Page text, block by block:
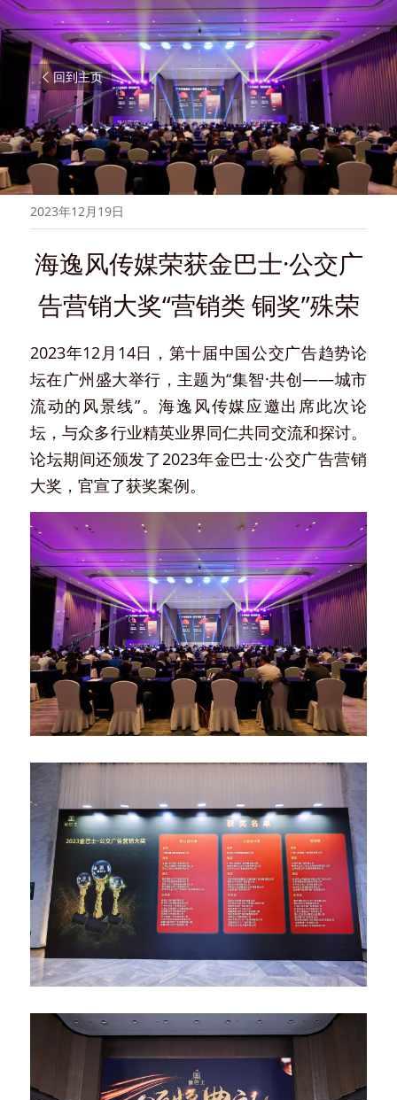
回到主页
2023年12月19日
海逸风传媒荣获金巴士·公交广
告营销大奖“营销类 铜奖”殊荣
2023年12月14日，第十届中国公交广告趋势论
坛在广州盛大举行，主题为“集智·共创——城市
流动的风景线”。海逸风传媒应邀出席此次论
坛，与众多行业精英业界同仁共同交流和探讨。
论坛期间还颁发了2023年金巴士·公交广告营销
大奖，官宣了获奖案例。